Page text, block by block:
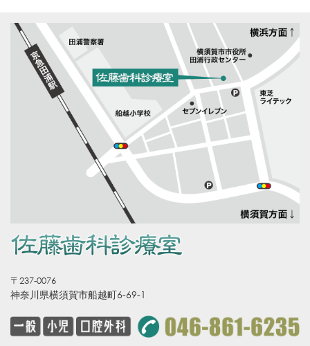
〒237-0076
神奈川県横須賀市船越町6-69-1